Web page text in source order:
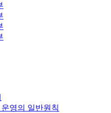
영의 일반원칙